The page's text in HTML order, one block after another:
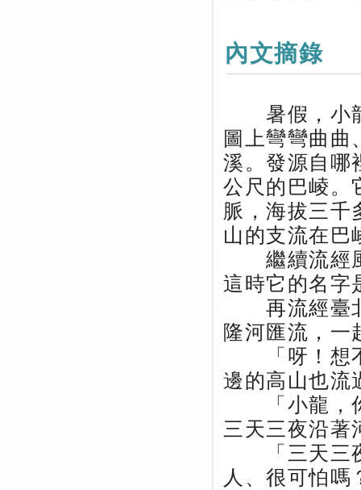
內文摘錄
暑假，小龍
圖上彎彎曲曲
溪。發源自哪
公尺的巴崚。
脈，海拔三千
山的支流在巴
繼續流經風
這時它的名字
再流經臺北
隆河匯流，一
「呀！想不
邊的高山也流
「小龍，你
三天三夜沿著
「三天三夜
人、很可怕嗎